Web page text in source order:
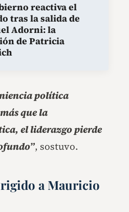
reactiva el
tras la salida de
Adorni: la
de Patricia
política
que la
el liderazgo pierde
, sostuvo.
a Mauricio